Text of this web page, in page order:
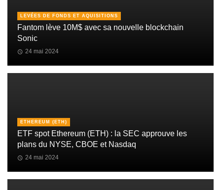
LEVÉES DE FONDS ET AQUISITIONS
Fantom lève 10M$ avec sa nouvelle blockchain
Sonic
24 mai 2024
ETHEREUM (ETH)
ETF spot Ethereum (ETH) : la SEC approuve les
plans du NYSE, CBOE et Nasdaq
24 mai 2024